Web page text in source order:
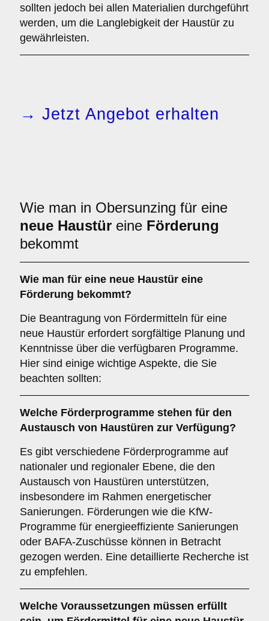
sollten jedoch bei allen Materialien durchgeführt
werden, um die Langlebigkeit der Haustür zu
gewährleisten.
→ Jetzt Angebot erhalten
Wie man in Obersunzing für eine
neue Haustür eine Förderung
bekommt
Wie man für eine neue Haustür eine
Förderung bekommt?
Die Beantragung von Fördermitteln für eine
neue Haustür erfordert sorgfältige Planung und
Kenntnisse über die verfügbaren Programme.
Hier sind einige wichtige Aspekte, die Sie
beachten sollten:
Welche Förderprogramme stehen für den
Austausch von Haustüren zur Verfügung?
Es gibt verschiedene Förderprogramme auf
nationaler und regionaler Ebene, die den
Austausch von Haustüren unterstützen,
insbesondere im Rahmen energetischer
Sanierungen. Förderungen wie die KfW-
Programme für energieeffiziente Sanierungen
oder BAFA-Zuschüsse können in Betracht
gezogen werden. Eine detaillierte Recherche ist
zu empfehlen.
Welche Voraussetzungen müssen erfüllt